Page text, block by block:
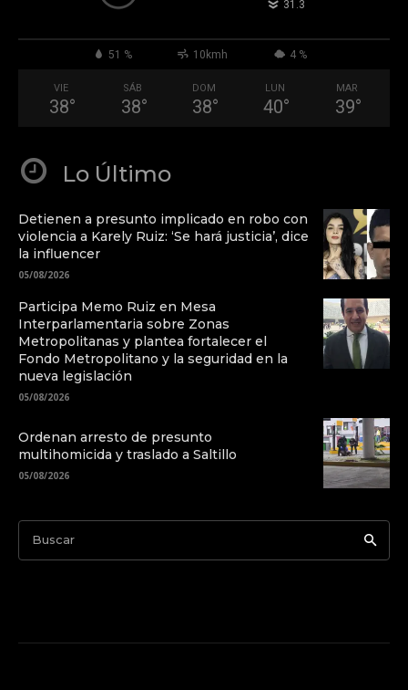
31.3
51 % 10kmh 4 %
VIE
38°
SÁB
38°
DOM
38°
LUN
40°
MAR
39°
Lo Último
Detienen a presunto implicado en robo con
violencia a Karely Ruiz: ‘Se hará justicia’, dice
la influencer
05/08/2026
Participa Memo Ruiz en Mesa
Interparlamentaria sobre Zonas
Metropolitanas y plantea fortalecer el
Fondo Metropolitano y la seguridad en la
nueva legislación
05/08/2026
Ordenan arresto de presunto
multihomicida y traslado a Saltillo
05/08/2026
Buscar